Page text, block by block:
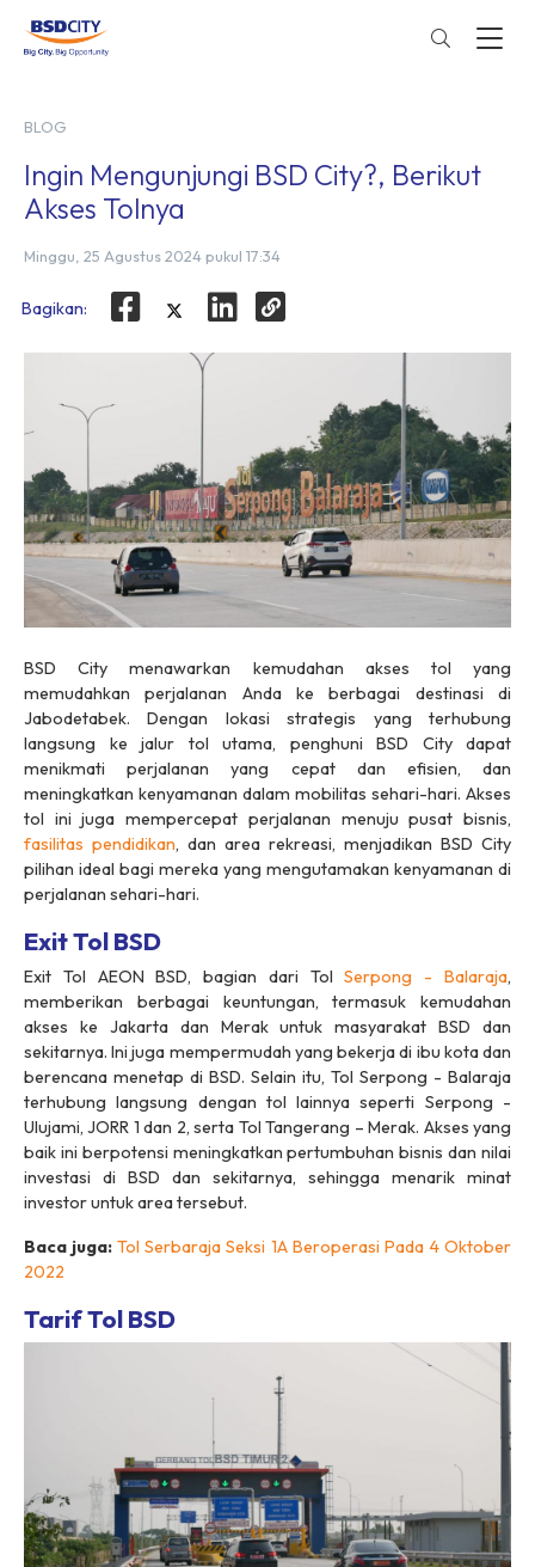
BLOG
Ingin Mengunjungi BSD City?, Berikut
Akses Tolnya
Minggu, 25 Agustus 2024 pukul 17:34
Bagikan:
BSD City menawarkan kemudahan akses tol yang
memudahkan perjalanan Anda ke berbagai destinasi di
Jabodetabek. Dengan lokasi strategis yang terhubung
langsung ke jalur tol utama, penghuni BSD City dapat
menikmati perjalanan yang cepat dan efisien, dan
meningkatkan kenyamanan dalam mobilitas sehari-hari. Akses
tol ini juga mempercepat perjalanan menuju pusat bisnis,
fasilitas pendidikan, dan area rekreasi, menjadikan BSD City
pilihan ideal bagi mereka yang mengutamakan kenyamanan di
perjalanan sehari-hari.
Exit Tol BSD
Exit Tol AEON BSD, bagian dari TolSerpong - Balaraja,
memberikan berbagai keuntungan, termasuk kemudahan
akses ke Jakarta dan Merak untuk masyarakat BSD dan
sekitarnya. Ini juga mempermudah yang bekerja di ibu kota dan
berencana menetap di BSD. Selain itu, Tol Serpong - Balaraja
terhubung langsung dengan tol lainnya seperti Serpong -
Ulujami, JORR 1 dan 2, serta Tol Tangerang – Merak. Akses yang
baik ini berpotensi meningkatkan pertumbuhan bisnis dan nilai
investasi di BSD dan sekitarnya, sehingga menarik minat
investor untuk area tersebut.
Baca juga:Tol Serbaraja Seksi 1A Beroperasi Pada 4 Oktober
2022
Tarif Tol BSD